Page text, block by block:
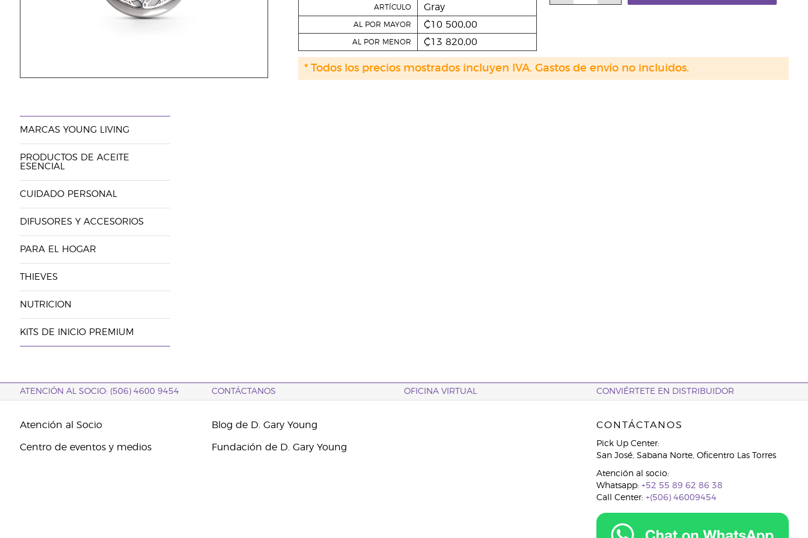
ARTÍCULO Gray
AL POR MAYOR ₡10 500,00
AL POR MENOR ₡13 820,00
* Todos los precios mostrados incluyen IVA. Gastos de envío no incluidos.
MARCAS YOUNG LIVING
PRODUCTOS DE ACEITE
ESENCIAL
CUIDADO PERSONAL
DIFUSORES Y ACCESORIOS
PARA EL HOGAR
THIEVES
NUTRICION
KITS DE INICIO PREMIUM
ATENCIÓN AL SOCIO: (506) 4600 9454 CONTÁCTANOS OFICINA VIRTUAL CONVIÉRTETE EN DISTRIBUIDOR
Atención al Socio
Centro de eventos y medios
Blog de D. Gary Young
Fundación de D. Gary Young
CONTÁCTANOS
Pick Up Center:
San José, Sabana Norte, Oficentro Las Torres
Atención al socio:
Whatsapp: +52 55 89 62 86 38
Call Center: +(506) 46009454